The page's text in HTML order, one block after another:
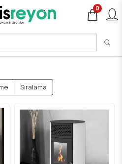
0
Sıralama